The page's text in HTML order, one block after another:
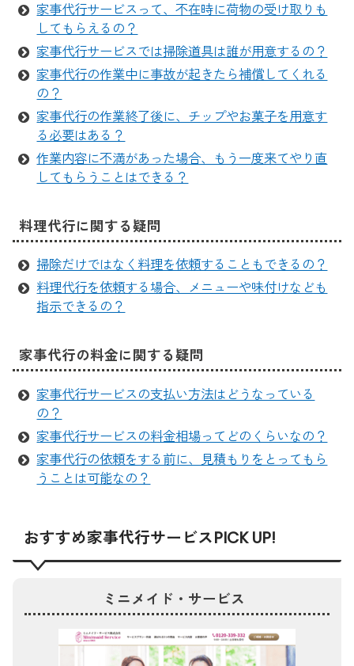
家事代行サービスって、不在時に荷物の受け取りも
してもらえるの？
家事代行サービスでは掃除道具は誰が用意するの？
家事代行の作業中に事故が起きたら補償してくれる
の？
家事代行の作業終了後に、チップやお菓子を用意す
る必要はある？
作業内容に不満があった場合、もう一度来てやり直
してもらうことはできる？
料理代行に関する疑問
掃除だけではなく料理を依頼することもできるの？
料理代行を依頼する場合、メニューや味付けなども
指示できるの？
家事代行の料金に関する疑問
家事代行サービスの支払い方法はどうなっている
の？
家事代行サービスの料金相場ってどのくらいなの？
家事代行の依頼をする前に、見積もりをとってもら
うことは可能なの？
おすすめ家事代行サービスPICK UP!
ミニメイド・サービス